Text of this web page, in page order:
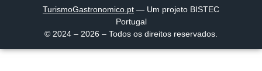
TurismoGastronomico .pt — Um projeto BISTEC
Portugal
© 2024 – 2026 – Todos os direitos reservados.